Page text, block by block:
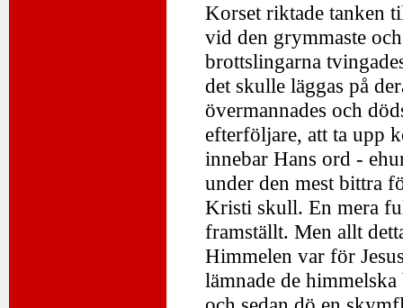
Korset riktade tanken
vid den grymmaste
brottslingarna
det skulle läggas på
övermannades och
efterföljare, att ta upp
innebar Hans ord -
under den mest bittra
Kristi skull. En mera
framställt. Men allt
Himmelen var för
lämnade de